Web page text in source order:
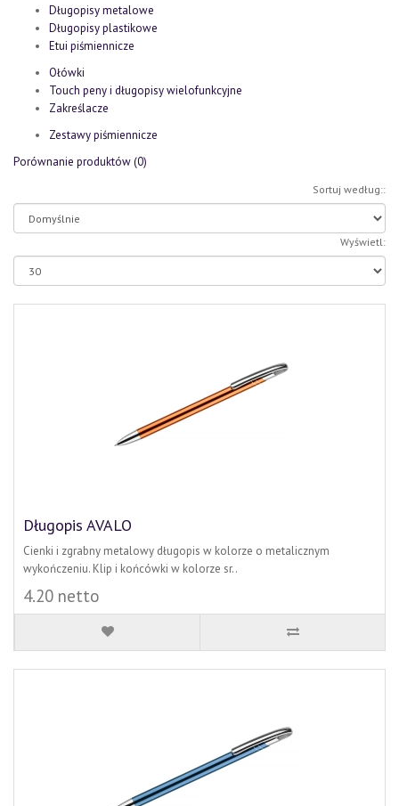
Długopisy metalowe
Długopisy plastikowe
Etui piśmiennicze
Ołówki
Touch peny i długopisy wielofunkcyjne
Zakreślacze
Zestawy piśmiennicze
Porównanie produktów (0)
Sortuj według::
Wyświetl:
Długopis AVALO
Cienki i zgrabny metalowy długopis w kolorze o metalicznym
wykończeniu. Klip i końcówki w kolorze sr..
4.20 netto